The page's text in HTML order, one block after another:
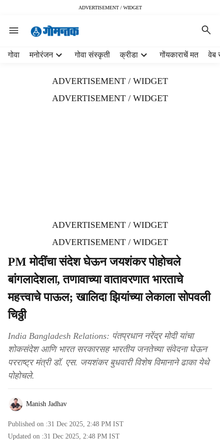
ADVERTISEMENT / WIDGET
गोवा मनोरंजन गोवा संस्कृती क्रीडा गोंयकाराचें मत वेब
ADVERTISEMENT / WIDGET
ADVERTISEMENT / WIDGET
ADVERTISEMENT / WIDGET
ADVERTISEMENT / WIDGET
PM मोदींचा संदेश घेऊन जयशंकर पोहोचले
बांगलादेशला, तणावाच्या वातावरणात भारताचे
महत्त्वाचे पाऊल; खालिदा झियांच्या लेकाला सोपवली
चिठ्ठी
India Bangladesh Relations: पंतप्रधान नरेंद्र मोदी यांचा
शोकसंदेश आणि भारत सरकारसह भारतीय जनतेच्या संवेदना घेऊन
परराष्ट्र मंत्री डॉ. एस. जयशंकर बुधवारी विशेष विमानाने ढाका येथे
पोहोचले.
Manish Jadhav
Published on :31 Dec 2025, 2:48 PM IST
Updated on :31 Dec 2025, 2:48 PM IST